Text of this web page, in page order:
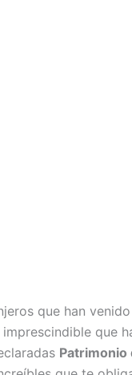
que han
que
Patrimonio